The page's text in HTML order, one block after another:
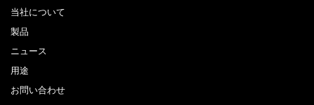
当社について
製品
ニュース
用途
お問い合わせ